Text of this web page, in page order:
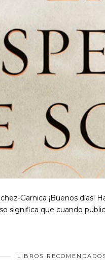
Garnica ¡Buenos
significa que cuando
LIBROS